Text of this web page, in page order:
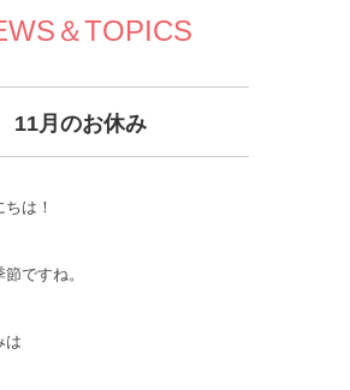
＆TOPICS
11月のお休み
は！
ですね。
は